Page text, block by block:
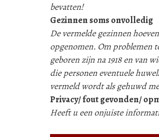
bevatten!
Gezinnen soms onvolledig
De vermelde gezinnen
opgenomen. Om problemen
geboren zijn na 1918 en van
die personen eventuele
vermeld wordt als gehuwd
Privacy/ fout gevonden/
Heeft u een onjuiste